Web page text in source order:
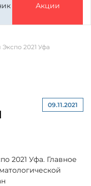
Акции
2021 Уфа
09.11.2021
2021 Уфа. Главное